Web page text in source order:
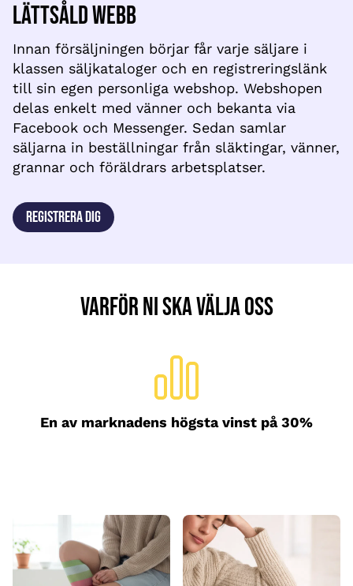
Lättsåld webb
Innan försäljningen börjar får varje säljare i
klassen säljkataloger och en registreringslänk
till sin egen personliga webshop. Webshopen
delas enkelt med vänner och bekanta via
Facebook och Messenger. Sedan samlar
säljarna in beställningar från släktingar, vänner,
grannar och föräldrars arbetsplatser.
Registrera dig
Varför ni ska välja oss
En av marknadens högsta vinst på 30%